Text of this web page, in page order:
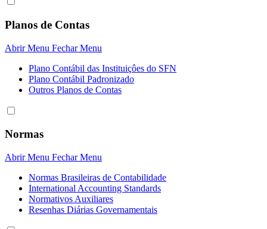
Planos de Contas
Abrir Menu Fechar Menu
Plano Contábil das Instituiçôes do SFN
Plano Contábil Padronizado
Outros Planos de Contas
Normas
Abrir Menu Fechar Menu
Normas Brasileiras de Contabilidade
International Accounting Standards
Normativos Auxiliares
Resenhas Diárias Governamentais